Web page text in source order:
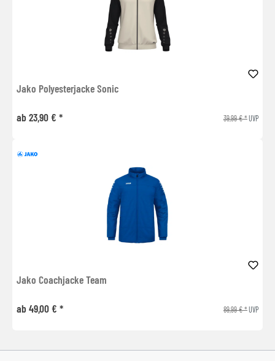
Jako Polyesterjacke Sonic
ab 23,90 € * 39,99 € *UVP
Jako Coachjacke Team
ab 49,00 € * 89,99 € *UVP